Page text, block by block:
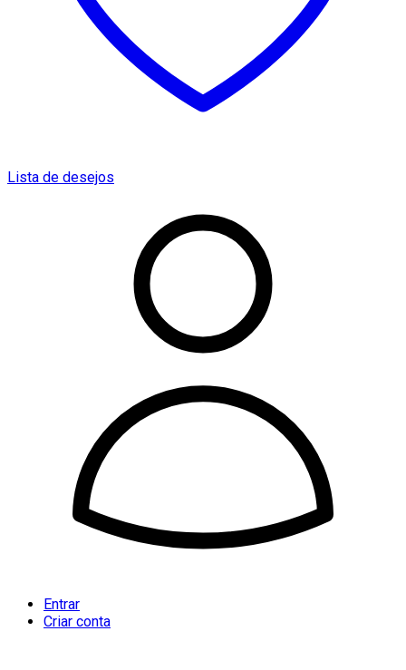
Lista de desejos
Entrar
Criar conta